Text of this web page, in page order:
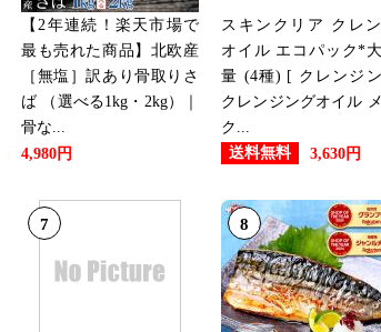
【2年連続！楽天市場で
最も売れた商品】北欧産
［無塩］訳あり骨取りさ
ば （選べる1kg・2kg）｜
骨な...
4,980円
スキンクリア クレ
オイル エコパック*
量 (4種) [ クレンジ
クレンジングオイル
ク...
送料無料
3,630円
7 8